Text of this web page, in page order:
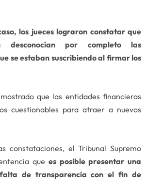
los jueces lograron constatar que
desconocían por completo las
se estaban suscribiendo al firmar los
que las entidades financieras
cuestionables para atraer a nuevos
constataciones, el Tribunal Supremo
que es posible presentar una
de transparencia con el fin de